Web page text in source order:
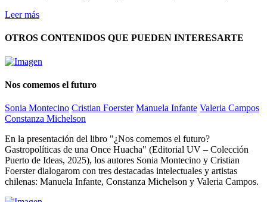
Leer más
OTROS CONTENIDOS QUE PUEDEN INTERESARTE
Nos comemos el futuro
Sonia Montecino Cristian Foerster Manuela Infante Valeria Campos
Constanza Michelson
En la presentación del libro "¿Nos comemos el futuro?
Gastropolíticas de una Once Huacha" (Editorial UV – Colección
Puerto de Ideas, 2025), los autores Sonia Montecino y Cristian
Foerster dialogarom con tres destacadas intelectuales y artistas
chilenas: Manuela Infante, Constanza Michelson y Valeria Campos.